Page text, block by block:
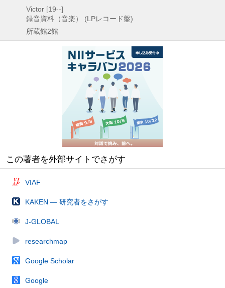
Victor [19--]
録音資料（音楽） (LPレコード盤)
所蔵館2館
この著者を外部サイトでさがす
VIAF
KAKEN — 研究者をさがす
J-GLOBAL
researchmap
Google Scholar
Google